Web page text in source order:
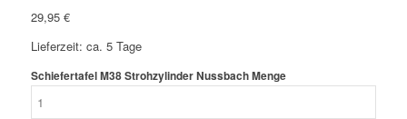
29,95 €
Lieferzeit: ca. 5 Tage
Schiefertafel M38 Strohzylinder Nussbach Menge